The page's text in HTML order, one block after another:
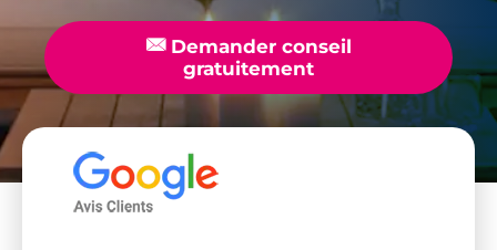
📧Demander conseil
gratuitement